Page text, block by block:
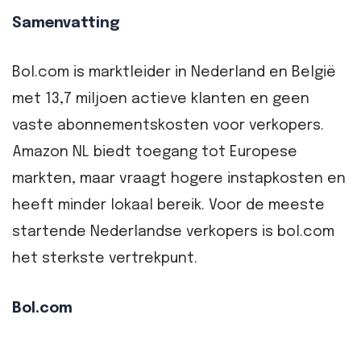
Samenvatting
Bol.com is marktleider in Nederland en België
met 13,7 miljoen actieve klanten en geen
vaste abonnementskosten voor verkopers.
Amazon NL biedt toegang tot Europese
markten, maar vraagt hogere instapkosten en
heeft minder lokaal bereik. Voor de meeste
startende Nederlandse verkopers is bol.com
het sterkste vertrekpunt.
Bol.com